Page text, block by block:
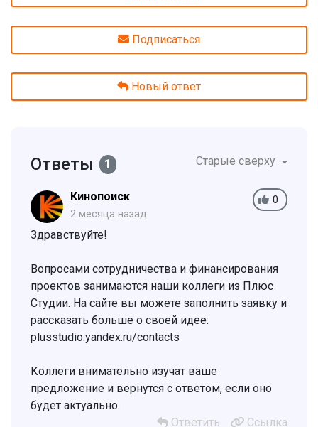
Подписаться
Новый ответ
Ответы 1 Старые сверху
0
Кинопоиск
2 месяца назад
Здравствуйте!
Вопросами сотрудничества и финансирования
проектов занимаются наши коллеги из Плюс
Студии. На сайте вы можете заполнить заявку и
рассказать больше о своей идее:
plusstudio.yandex.ru/contacts
Коллеги внимательно изучат ваше
предложение и вернутся с ответом, если оно
будет актуально.
Ответить
Ссылка